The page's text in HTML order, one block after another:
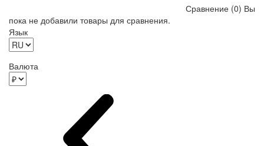
Сравнение (0) Вы
пока не добавили товары для сравнения.
Язык
Валюта